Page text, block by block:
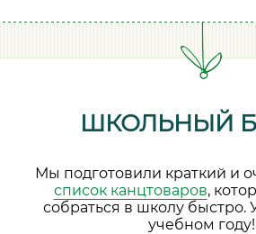
ШКОЛЬНЫЙ
Мы подготовили краткий и
список канцтоваров,
собраться в школу быстро.
учебном году!